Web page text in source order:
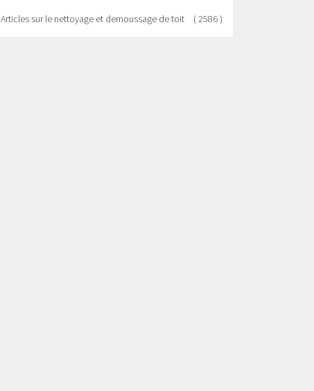
Articles sur le nettoyage et demoussage de toit ( 2586 )